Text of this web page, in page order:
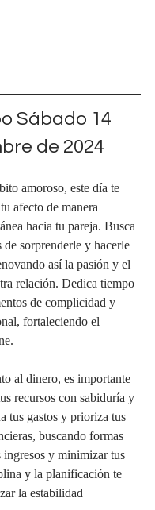
Sábado 14
de 2024
amoroso, este día te
afecto de manera
hacia tu pareja. Busca
sorprenderle y hacerle
así la pasión y el
relación. Dedica tiempo
de complicidad y
fortaleciendo el
al dinero, es importante
recursos con sabiduría y
tus gastos y prioriza tus
buscando formas
y minimizar tus
y la planificación te
la estabilidad